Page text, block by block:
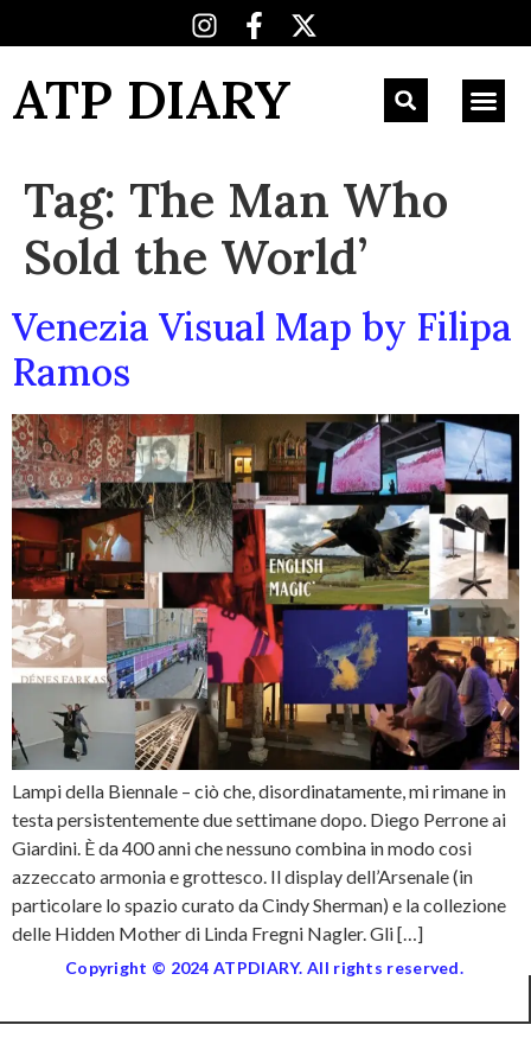
ATP DIARY
Tag: The Man Who
Sold the World’
Venezia Visual Map by Filipa
Ramos
Lampi della Biennale – ciò che, disordinatamente, mi rimane in
testa persistentemente due settimane dopo. Diego Perrone ai
Giardini. È da 400 anni che nessuno combina in modo cosi
azzeccato armonia e grottesco. Il display dell’Arsenale (in
particolare lo spazio curato da Cindy Sherman) e la collezione
delle Hidden Mother di Linda Fregni Nagler. Gli […]
Copyright © 2024 ATPDIARY. All rights reserved.